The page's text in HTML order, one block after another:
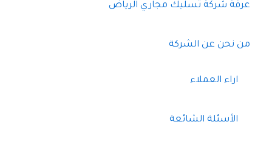
عرقة شركة تسليك مجاري الرياض
من نحن عن الشركة
اراء العملاء
الأسئلة الشائعة